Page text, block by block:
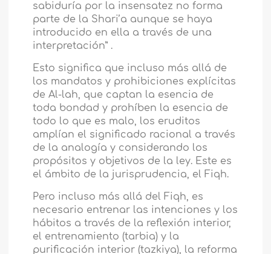
sabiduría por la insensatez no forma
parte de la Shari’a aunque se haya
introducido en ella a través de una
interpretación” .
Esto significa que incluso más allá de
los mandatos y prohibiciones explícitas
de Al-lah, que captan la esencia de
toda bondad y prohíben la esencia de
todo lo que es malo, los eruditos
amplían el significado racional a través
de la analogía y considerando los
propósitos y objetivos de la ley. Este es
el ámbito de la jurisprudencia, el Fiqh.
Pero incluso más allá del Fiqh, es
necesario entrenar las intenciones y los
hábitos a través de la reflexión interior,
el entrenamiento (tarbia) y la
purificación interior (tazkiya), la reforma